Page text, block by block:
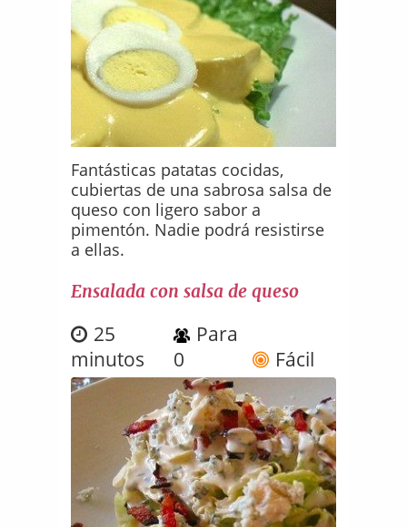
Fantásticas patatas cocidas,
cubiertas de una sabrosa salsa de
queso con ligero sabor a
pimentón. Nadie podrá resistirse
a ellas.
Ensalada con salsa de queso
25
minutos
Para
0
Fácil